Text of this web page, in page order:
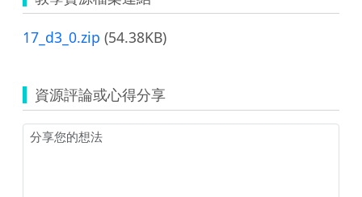
17_d3_0.zip (54.38KB)
資源評論或心得分享